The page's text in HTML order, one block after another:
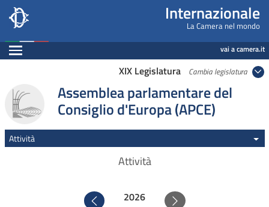
Internazionale, Camera dei Deputati -
Salta al contenuto principale
Salta al menu di navigazione Internazionale
La Camera nel mondo
Espandi vai a camera.it
XIX Legislatura Cambia legislatura
Assemblea parlamentare del
Consiglio d'Europa (APCE)
Attività
Attività
Precedente2026 Successivo
Navigazione pagine di servizio
Fine pagina
Salta al contenuto principale
Salta al menu di navigazione
Vai a inizio pagina